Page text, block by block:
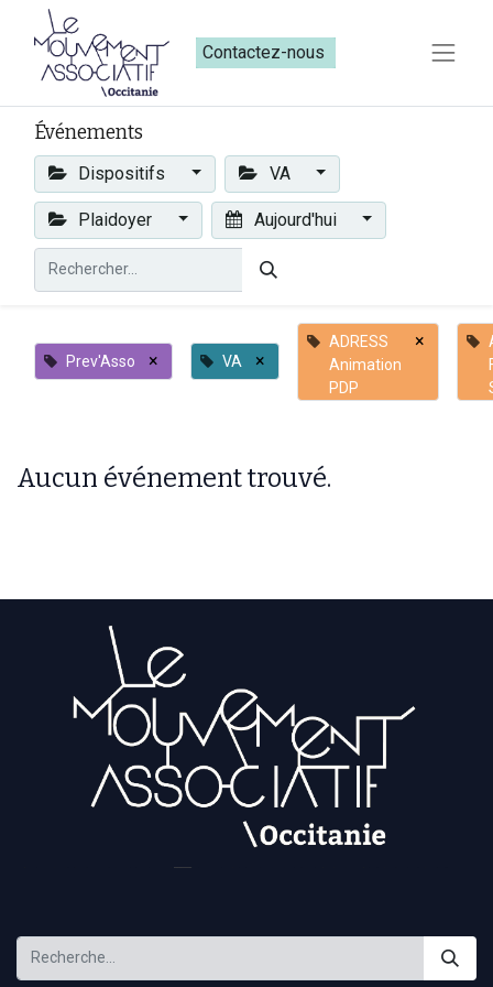
Contactez-nous​​
Événements
Dispositifs VA
Plaidoyer Aujourd'hui
Prev'Asso × VA ×
ADRESS
Animation
PDP
×
Aucun événement trouvé.